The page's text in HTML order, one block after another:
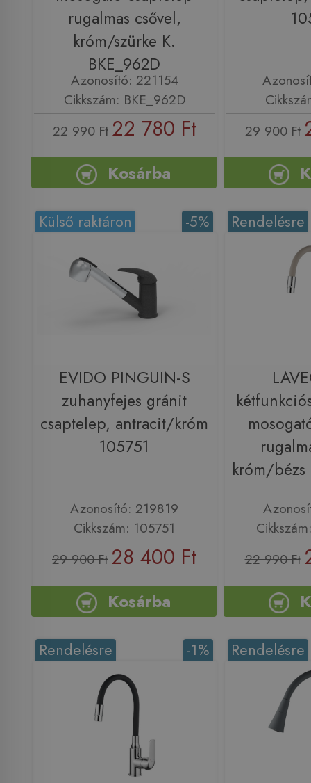
rugalmas csővel,
króm/szürke K.
BKE_962D
Azonosító: 221154
Cikkszám: BKE_962D
22 990 Ft 22 780 Ft
Kosárba
29 900 Ft
-5%
Külső raktáron
EVIDO PINGUIN-S
zuhanyfejes gránit
csaptelep, antracit/króm
105751
Azonosító: 219819
Cikkszám: 105751
29 900 Ft 28 400 Ft
Kosárba
Rendelésre
króm/bézs
22 990 Ft
-1%
Rendelésre Rendelésre